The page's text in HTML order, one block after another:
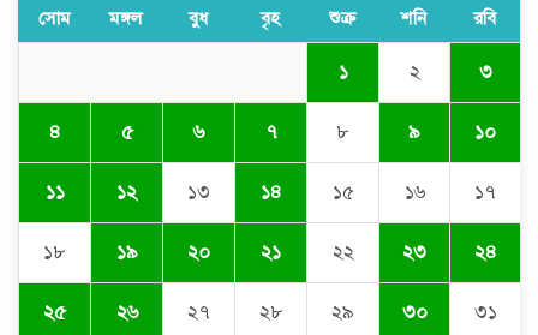
নিহতদের পরিবারের পাশে এডভোকেট
ইয়াসিন খান
জগন্নাথপুরে গৃহবধূর ঝুলন্ত লাশ উদ্ধার,
স্বজনদের দাবি হত্যা
সোম মঙ্গল বুধ বৃহ শুক্র শনি রবি
১ ২ ৩
৪ ৫ ৬ ৭ ৮ ৯ ১০
১১ ১২ ১৩ ১৪ ১৫ ১৬ ১৭
১৮ ১৯ ২০ ২১ ২২ ২৩ ২৪
২৫ ২৬ ২৭ ২৮ ২৯ ৩০ ৩১